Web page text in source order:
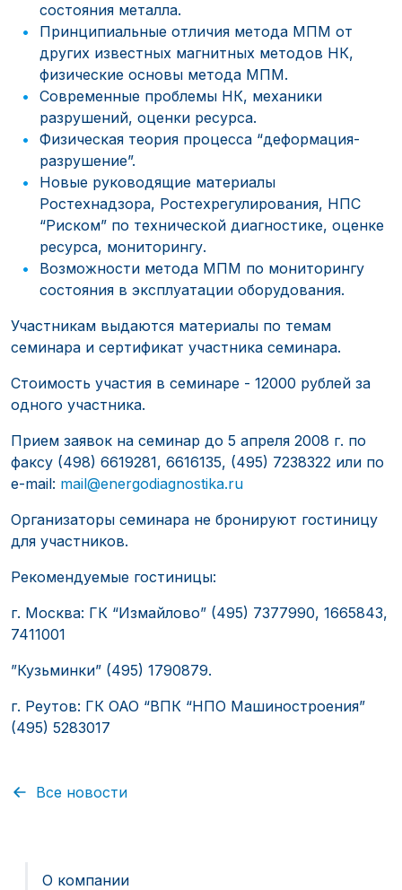
О компании
состояния металла.
Принципиальные отличия метода МПМ от
других известных магнитных методов НК,
физические основы метода МПМ.
Современные проблемы НК, механики
разрушений, оценки ресурса.
Физическая теория процесса “деформация-
разрушение”.
Новые руководящие материалы
Ростехнадзора, Ростехрегулирования, НПС
“Риском” по технической диагностике, оценке
ресурса, мониторингу.
Возможности метода МПМ по мониторингу
состояния в эксплуатации оборудования.
Участникам выдаются материалы по темам
семинара и сертификат участника семинара.
Стоимость участия в семинаре - 12000 рублей за
одного участника.
Прием заявок на семинар до 5 апреля 2008 г. по
факсу (498) 6619281, 6616135, (495) 7238322 или по
e-mail: mail@energodiagnostika.ru
Организаторы семинара не бронируют гостиницу
для участников.
Рекомендуемые гостиницы:
г. Москва: ГК “Измайлово” (495) 7377990, 1665843,
7411001
”Кузьминки” (495) 1790879.
г. Реутов: ГК ОАО “ВПК “НПО Машиностроения”
(495) 5283017
Все новости